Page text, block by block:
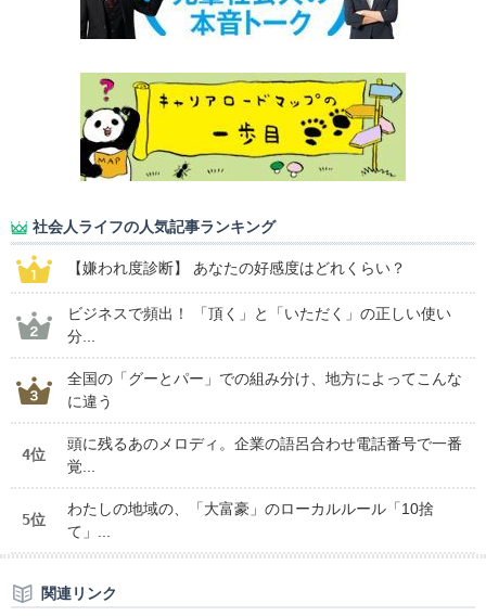
社会人ライフの人気記事ランキング
【嫌われ度診断】 あなたの好感度はどれくらい？
ビジネスで頻出！ 「頂く」と「いただく」の正しい使い
分...
全国の「グーとパー」での組み分け、地方によってこんな
に違う
4位
頭に残るあのメロディ。企業の語呂合わせ電話番号で一番
覚...
5位
わたしの地域の、「大富豪」のローカルルール「10捨
て」...
関連リンク